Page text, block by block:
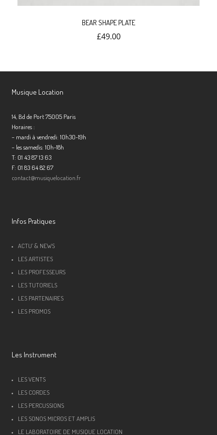
BEAR SHAPE PLATE
£49.00
Musique Location
14, Bd de Port 75005 Paris
Horaires :
– mardi à vendredi: 10h30-19h
– les samedis: 10h-18h
T: 01 43 87 13 63
F: 01 83 64 82 67
contact@musiquelocation.fr
Infos Pratiques
ACTU’ & NEWS
LES ARTISTES
LES PROFESSEURS
LES TUTORIELS
LES PARTENAIRES
LES PROMOS
Les Instrument
LES VENTS
LES CORDES
LES PERCUSSIONS
LES SONOS MICROS ET AMPLIS
LE LABORATOIRE DE MUSIQUE LOCATION